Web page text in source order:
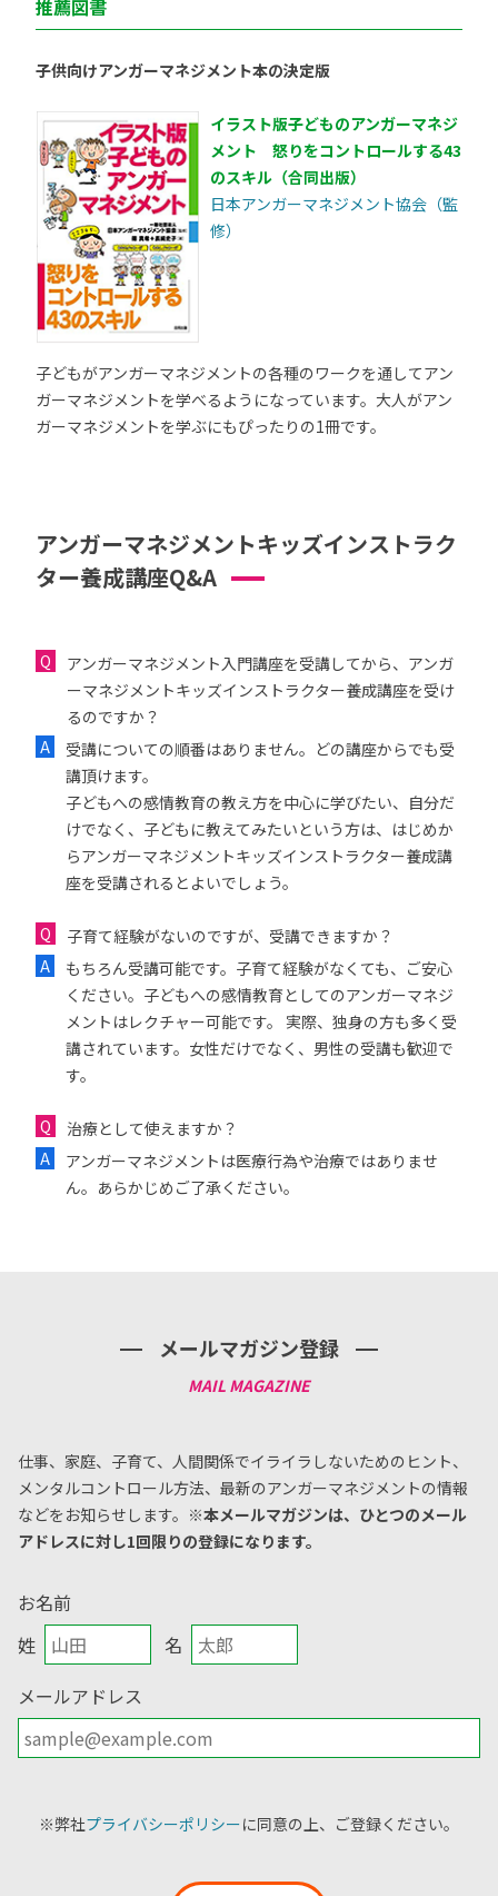
推薦図書
子供向けアンガーマネジメント本の決定版
イラスト版子どものアンガーマネジ
メント 怒りをコントロールする43
のスキル（合同出版）
日本アンガーマネジメント協会（監
修）
子どもがアンガーマネジメントの各種のワークを通してアン
ガーマネジメントを学べるようになっています。大人がアン
ガーマネジメントを学ぶにもぴったりの1冊です。
アンガーマネジメントキッズインストラク
ター養成講座Q&A
アンガーマネジメント入門講座を受講してから、アンガ
ーマネジメントキッズインストラクター養成講座を受け
るのですか？
受講についての順番はありません。どの講座からでも受
講頂けます。
子どもへの感情教育の教え方を中心に学びたい、自分だ
けでなく、子どもに教えてみたいという方は、はじめか
らアンガーマネジメントキッズインストラクター養成講
座を受講されるとよいでしょう。
子育て経験がないのですが、受講できますか？
もちろん受講可能です。子育て経験がなくても、ご安心
ください。子どもへの感情教育としてのアンガーマネジ
メントはレクチャー可能です。 実際、独身の方も多く受
講されています。女性だけでなく、男性の受講も歓迎で
す。
治療として使えますか？
アンガーマネジメントは医療行為や治療ではありませ
ん。あらかじめご了承ください。
メールマガジン登録
仕事、家庭、子育て、人間関係でイライラしないためのヒント、
メンタルコントロール方法、 最新のアンガーマネジメントの情報
などをお知らせします。 ※本メールマガジンは、ひとつのメール
アドレスに対し1回限りの登録になります。
お名前
姓
名
メールアドレス
※弊社プライバシーポリシーに同意の上、ご登録ください。